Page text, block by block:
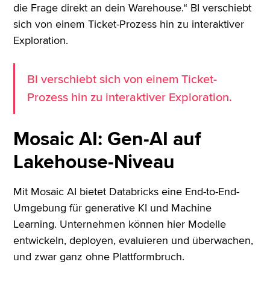
die Frage direkt an dein Warehouse.“ BI verschiebt
sich von einem Ticket-Prozess hin zu interaktiver
Exploration.
BI verschiebt sich von einem Ticket-
Prozess hin zu interaktiver Exploration.
Mosaic AI: Gen-AI auf
Lakehouse-Niveau
Mit Mosaic AI bietet Databricks eine End-to-End-
Umgebung für generative KI und Machine
Learning. Unternehmen können hier Modelle
entwickeln, deployen, evaluieren und überwachen,
und zwar ganz ohne Plattformbruch.